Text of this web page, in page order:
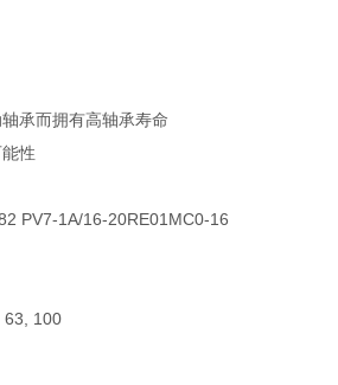
承而拥有高轴承寿命
性
PV7-1A/16-20RE01MC0-16
63, 100